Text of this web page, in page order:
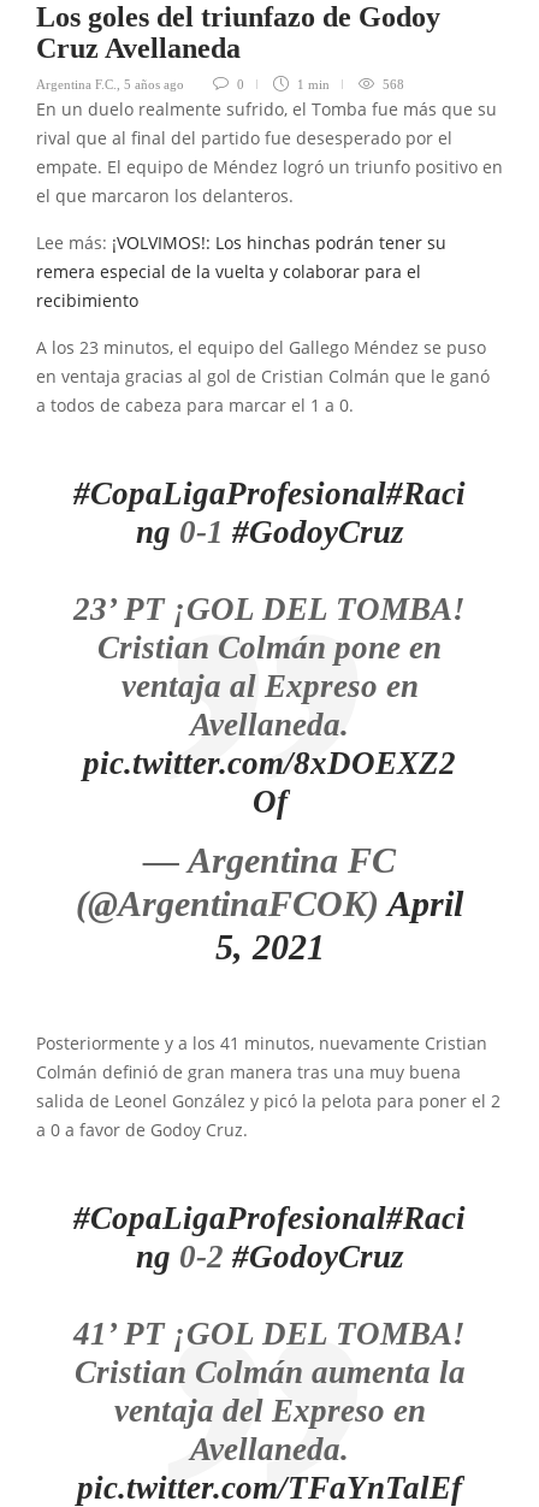
Los goles del triunfazo de Godoy
Cruz Avellaneda
Argentina F.C. 5 años ago 0 1 min 568
En un duelo realmente sufrido, el Tomba fue más que su
rival que al final del partido fue desesperado por el
empate. El equipo de Méndez logró un triunfo positivo en
el que marcaron los delanteros.
Lee más: ¡VOLVIMOS!: Los hinchas podrán tener su
remera especial de la vuelta y colaborar para el
recibimiento
A los 23 minutos, el equipo del Gallego Méndez se puso
en ventaja gracias al gol de Cristian Colmán que le ganó
a todos de cabeza para marcar el 1 a 0.
#CopaLigaProfesional#Raci
ng 0-1 #GodoyCruz
23’ PT ¡GOL DEL TOMBA!
Cristian Colmán pone en
ventaja al Expreso en
Avellaneda.
pic.twitter.com/8xDOEXZ2
Of
— Argentina FC
(@ArgentinaFCOK)April
5, 2021
Posteriormente y a los 41 minutos, nuevamente Cristian
Colmán definió de gran manera tras una muy buena
salida de Leonel González y picó la pelota para poner el 2
a 0 a favor de Godoy Cruz.
#CopaLigaProfesional#Raci
ng 0-2 #GodoyCruz
41’ PT ¡GOL DEL TOMBA!
Cristian Colmán aumenta la
ventaja del Expreso en
Avellaneda.
pic.twitter.com/TFaYnTalEf